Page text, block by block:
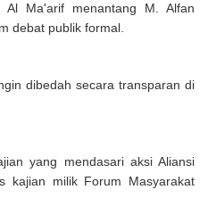
Al Ma'arif menantang M. Alfan
debat publik formal.
dibedah secara transparan di
yang mendasari aksi Aliansi
kajian milik Forum Masyarakat